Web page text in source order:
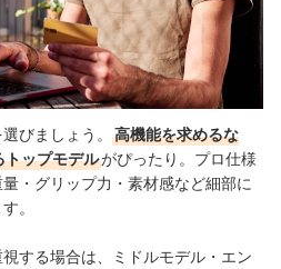
びましょう。
高機能を求めるな
トップモデルがぴったり。プロ仕様
・グリップ力・素材感など細部に
。
する場合は、ミドルモデル・エン